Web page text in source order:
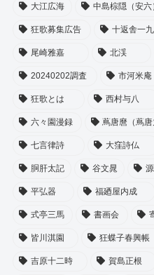
大江広海 中島棕隠（安六
狂歌募集広告 十返舎一九
尾崎雅嘉 北渓
20240202調査 市河米庵
狂歌とは 西村与八
六々園漫録 蔦唐麿（蔦唐
七言律詩 大窪詩仏
胴肝太記 谷文晁
平弘器 福廼屋内成
式亭三馬 書画会
皆川淇園 狂蝶子春興帳
吉原十二時 賀島正根